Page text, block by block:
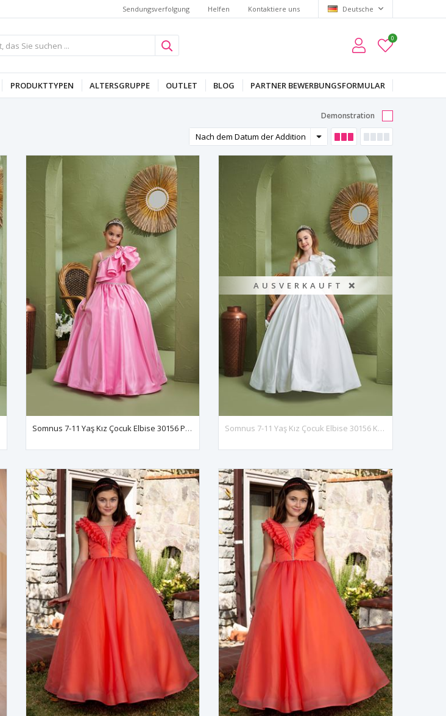
Sendungsverfolgung Helfen Kontaktiere uns Deutsche
0
PRODUKTTYPEN ALTERSGRUPPE OUTLET BLOG PARTNER BEWERBUNGSFORMULAR
Demonstration
Somnus 7-11 Yaş Kız Çocuk Elbise 30156 Pembe
AUSVERKAUFT ❌
Somnus 7-11 Yaş Kız Çocuk Elbise 30156 Kırık Beyaz